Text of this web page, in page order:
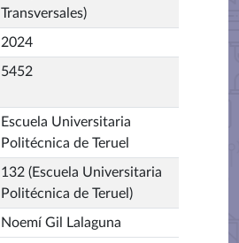
Transversales)
2024
5452
Escuela Universitaria
Politécnica de Teruel
132 (Escuela Universitaria
Politécnica de Teruel)
Noemí Gil Lalaguna